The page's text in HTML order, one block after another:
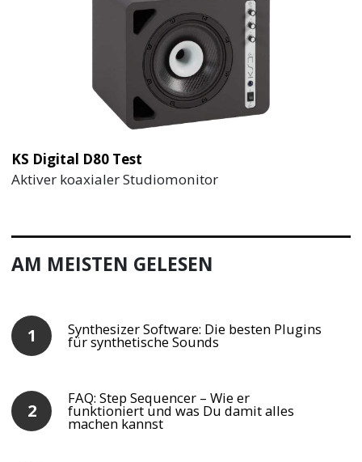
KS Digital D80 Test
Aktiver koaxialer Studiomonitor
AM MEISTEN GELESEN
Synthesizer Software: Die besten Plugins
für synthetische Sounds
FAQ: Step Sequencer – Wie er
funktioniert und was Du damit alles
machen kannst